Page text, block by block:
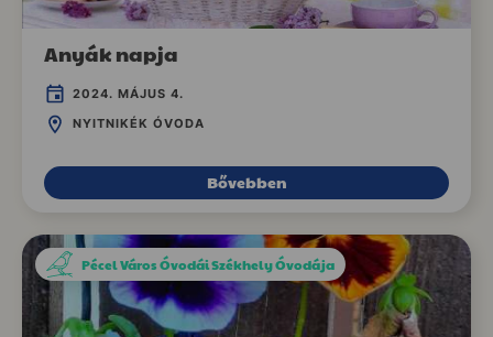
Anyák napja
2024. MÁJUS 4.
NYITNIKÉK ÓVODA
Bővebben
Pécel Város Óvodái Székhely Óvodája